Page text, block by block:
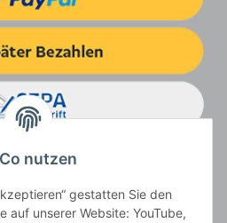
nutzen
gestatten Sie den
auf unserer Website: YouTube,